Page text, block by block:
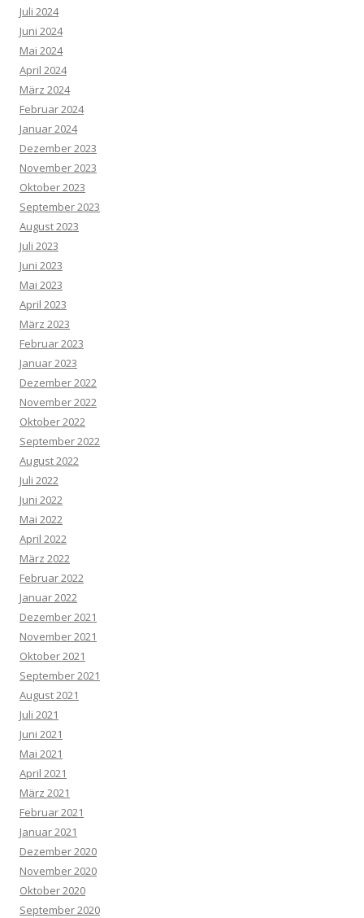
Juli 2024
Juni 2024
Mai 2024
April 2024
März 2024
Februar 2024
Januar 2024
Dezember 2023
November 2023
Oktober 2023
September 2023
August 2023
Juli 2023
Juni 2023
Mai 2023
April 2023
März 2023
Februar 2023
Januar 2023
Dezember 2022
November 2022
Oktober 2022
September 2022
August 2022
Juli 2022
Juni 2022
Mai 2022
April 2022
März 2022
Februar 2022
Januar 2022
Dezember 2021
November 2021
Oktober 2021
September 2021
August 2021
Juli 2021
Juni 2021
Mai 2021
April 2021
März 2021
Februar 2021
Januar 2021
Dezember 2020
November 2020
Oktober 2020
September 2020